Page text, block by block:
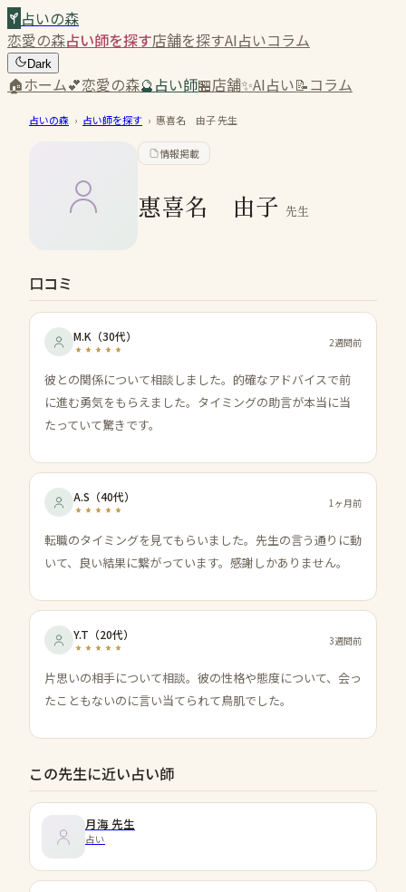
占いの森
恋愛の森占い師を探す店舗を探すAI占いコラム
Dark
🏠ホーム💕恋愛の森🔮占い師🏪店舗✨AI占い📝コラム
占いの森 › 占い師を探す › 惠喜名 由子先生
情報掲載
惠喜名 由子 先生
口コミ
M.K （30代） 2週間前
彼との関係について相談しました。的確なアドバイスで前
に進む勇気をもらえました。タイミングの助言が本当に当
たっていて驚きです。
A.S （40代） 1ヶ月前
転職のタイミングを見てもらいました。先生の言う通りに動
いて、良い結果に繋がっています。感謝しかありません。
Y.T （20代） 3週間前
片思いの相手について相談。彼の性格や態度について、会っ
たこともないのに言い当てられて鳥肌でした。
この先生に近い占い師
月海 先生
占い